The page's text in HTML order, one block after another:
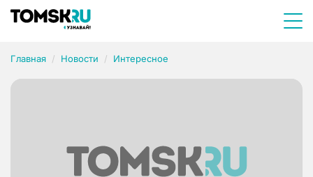
Главная Новости Интересное